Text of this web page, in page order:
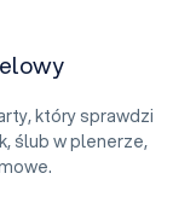
który sprawdzi
ślub w plenerze,